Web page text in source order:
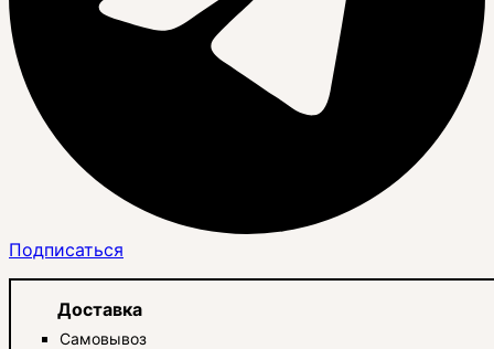
Подписаться
Доставка
Самовывоз